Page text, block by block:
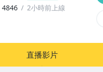
4846
2小時前上線
直播影片